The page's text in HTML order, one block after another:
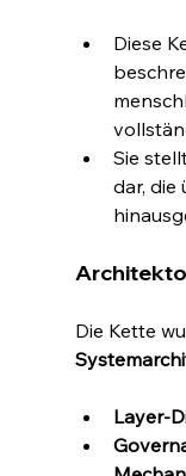
Diese
Sie
dar, die
Die Kette
Layer-